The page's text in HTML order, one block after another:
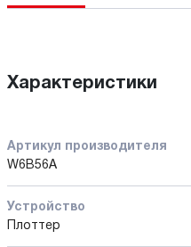
Характеристики
Артикул производителя
W6B56A
Устройство
Плоттер